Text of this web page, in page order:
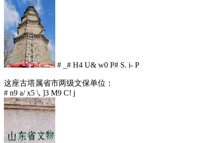
# _# H4 U& w0 P# S. i- P
这座古塔属省市两级文保单位：
# n9 a/ x5 \, ]3 M9 C! j